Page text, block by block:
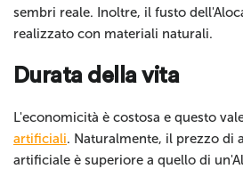
sembri reale. Inoltre, il fusto
realizzato con materiali naturali.
Durata della vita
L'economicità è costosa e questo
artificiali. Naturalmente, il prezzo di
artificiale è superiore a quello di